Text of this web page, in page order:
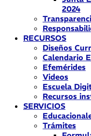
2024
RECURSOS
Diseños
Calendario
Efemérides
Videos
Escuela
Recursos
SERVICIOS
Trámites